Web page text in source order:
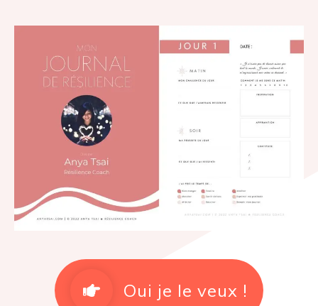
Oui je le veux !